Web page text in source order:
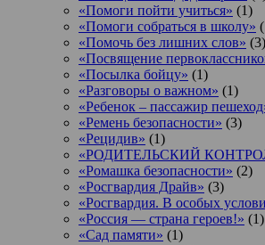
«Помоги пойти учиться» (1)
«Помоги собраться в школу»
«Помочь без лишних слов» (3)
«Посвящение
«Посылка бойцу» (1)
«Разговоры о важном» (1)
«Ребенок – пассажир
«Ремень безопасности» (3)
«Рецидив» (1)
«РОДИТЕЛЬСКИЙ
«Ромашка безопасности» (2)
«Росгвардия Драйв» (3)
«Росгвардия. В особых
«Россия — страна героев!» (1)
«Сад памяти» (1)